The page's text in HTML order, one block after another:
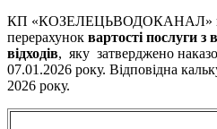
КП «КОЗЕЛЕЦЬВОДОКАНАЛ»
перерахунок вартості послуги з
відходів, яку затверджено
07.01.2026 року. Відповідна
2026 року.